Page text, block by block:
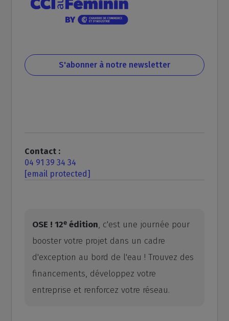
OSE ! 12ᵉ édition, c'est une journée pour
booster votre projet dans un cadre
d'exception au bord de l'eau ! Trouvez des
financements, développez votre
entreprise et renforcez votre réseau.
S'abonner à notre newsletter
Contact :
04 91 39 34 34
[email protected]